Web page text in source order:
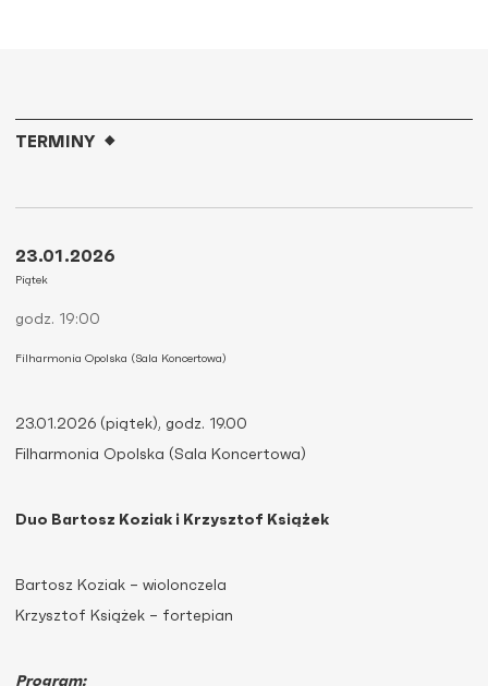
23.01.2026 (piątek), godz. 19.00
Filharmonia Opolska (Sala Koncertowa)
Duo Bartosz Koziak i Krzysztof Książek
Bartosz Koziak – wiolonczela
Krzysztof Książek – fortepian
Program:
TERMINY
23.01.2026
Piątek
godz. 19:00
Filharmonia Opolska (Sala Koncertowa)